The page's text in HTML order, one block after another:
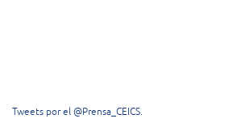
Tweets por el @Prensa_CEICS.